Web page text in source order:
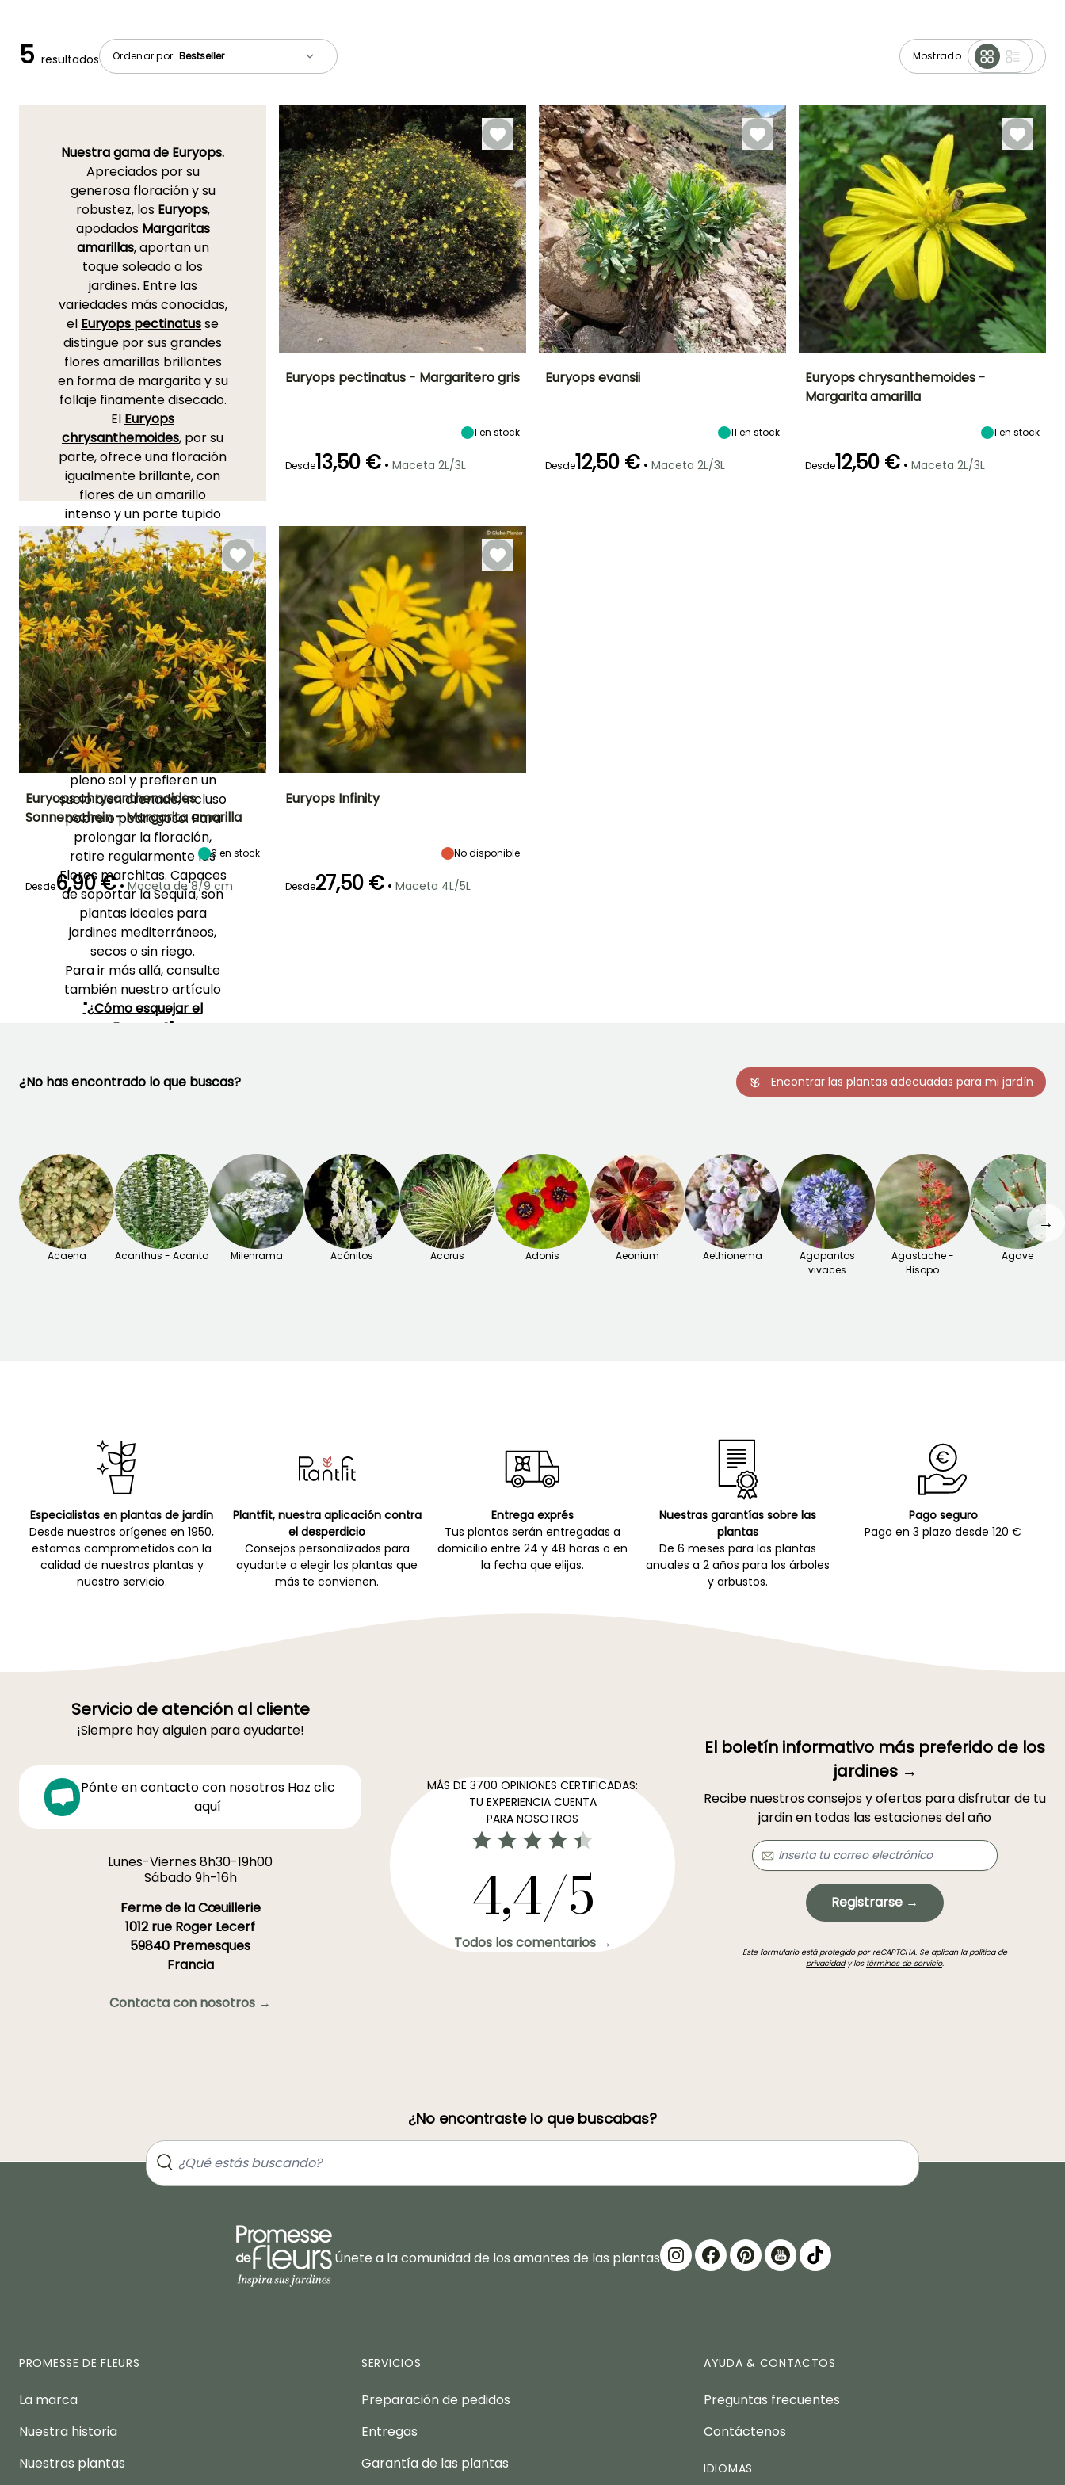
Ordenar por: Mostrado
5 resultados
Nuestra gama de Euryops.
Apreciados por su
generosa floración y su
robustez, los Euryops,
apodados Margaritas
amarillas, aportan un
toque soleado a los
jardines. Entre las
variedades más conocidas,
el Euryops pectinatusse
distingue por sus grandes
flores amarillas brillantes
en forma de margarita y su
follaje finamente disecado.
El Euryops
chrysanthemoides, por su
parte, ofrece una floración
igualmente brillante, con
flores de un amarillo
intenso y un porte tupido
que luce maravillosamente
en macizos. El Euryops
virgineus, con sus
pequeñas flores amarillas
perfumadas y su porte
compacto, es perfecto
para los Bordillos. Por
último, el Euryops acraeus
se distingue por su
Resistencia a la sequía y
sus flores brillantes que
duran todo el verano.
Los Euryops prosperan a
pleno sol y prefieren un
suelo bien drenado, incluso
pobre o pedregoso. Para
prolongar la floración,
retire regularmente las
Flores marchitas. Capaces
de soportar la Sequía, son
plantas ideales para
jardines mediterráneos,
secos o sin riego.
Para ir más allá, consulte
también nuestro artículo
"¿Cómo esquejar el
Euryops?"
Abril a Octubre
Marzo a Mayo,
Septiembre a
Octubre
Euryops pectinatus - Margaritero gris
1 en stock
Desde13,50 € • Maceta 2L/3L
Euryops evansii
11 en stock
Desde12,50 € • Maceta 2L/3L
Semisombra
Euryops chrysanthemoides -
Margarita amarilla
1 en stock
Desde12,50 € • Maceta 2L/3L
Altura en la
madurez
1.20 m
Anchura en la
madurez
90 cm
Semisombra
plantación
Marzo a Mayo,
Septiembre a
Octubre
Hasta -6,5°C
Euryops chrysanthemoides
Sonnenschein - Margarita amarilla
6 en stock
Desde6,90 €• Maceta de 8/9 cm
Euryops Infinity
No disponible
Desde27,50 € • Maceta 4L/5L
¿No has encontrado lo que buscas? Encontrar las plantas adecuadas para mi jardín
Acaena Acanthus - Acanto Milenrama Acónitos Acorus Adonis Aeonium Aethionema
Agapantos
vivaces
Agastache -
Hisopo
Agave
→
Especialistas en plantas de jardín
Desde nuestros orígenes en 1950,
estamos comprometidos con la
calidad de nuestras plantas y
nuestro servicio.
Plantfit, nuestra aplicación contra
el desperdicio
Consejos personalizados para
ayudarte a elegir las plantas que
más te convienen.
Entrega exprés
Tus plantas serán entregadas a
domicilio entre 24 y 48 horas o en
la fecha que elijas.
Nuestras garantías sobre las
plantas
De 6 meses para las plantas
anuales a 2 años para los árboles
y arbustos.
Pago seguro
Pago en 3 plazo desde 120 €
Servicio de atención al cliente
¡Siempre hay alguien para ayudarte!
Pónte en contacto con nosotros Haz clic
aquí
Lunes-Viernes 8h30-19h00
Sábado 9h-16h
Ferme de la Cœuillerie
1012 rue Roger Lecerf
59840 Premesques
Francia
Contacta con nosotros →
MÁS DE 3700 OPINIONES CERTIFICADAS:
TU EXPERIENCIA CUENTA
PARA NOSOTROS
4,4/5
Todos los comentarios →
El boletín informativo más preferido de los
jardines →
Recibe nuestros consejos y ofertas para disfrutar de tu
jardin en todas las estaciones del año
Registrarse →
Este formulario está protegido por reCAPTCHA. Se aplican lapolítica de
privacidady los términos de servicio.
¿No encontraste lo que buscabas?
Únete a la comunidad de los amantes de las plantas
PROMESSE DE FLEURS
La marca
Nuestra historia
Nuestras plantas
SERVICIOS
Preparación de pedidos
Entregas
Garantía de las plantas
AYUDA & CONTACTOS
Preguntas frecuentes
Contáctenos
IDIOMAS